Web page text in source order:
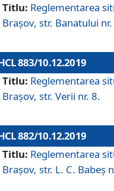
Titlu: Reglementarea
Brașov, str. Banatului
883/10.12.2019
Titlu: Reglementarea
Brașov, str. Verii nr. 8.
882/10.12.2019
Titlu: Reglementarea
Brașov, str. L. C. Babeș